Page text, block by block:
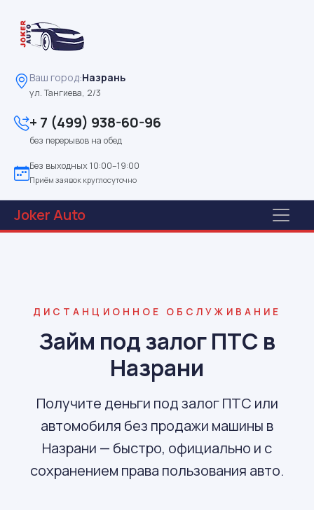
Ваш город:Назрань
ул. Тангиева, 2/3
+ 7 (499) 938-60-96
без перерывов на обед
Без выходных 10:00–19:00
Приём заявок круглосуточно
JokerAuto
ДИСТАНЦИОННОЕ ОБСЛУЖИВАНИЕ
Займ под залог ПТС в
Назрани
Получите деньги под залог ПТС или
автомобиля без продажи машины в
Назрани — быстро, официально и с
сохранением права пользования авто.